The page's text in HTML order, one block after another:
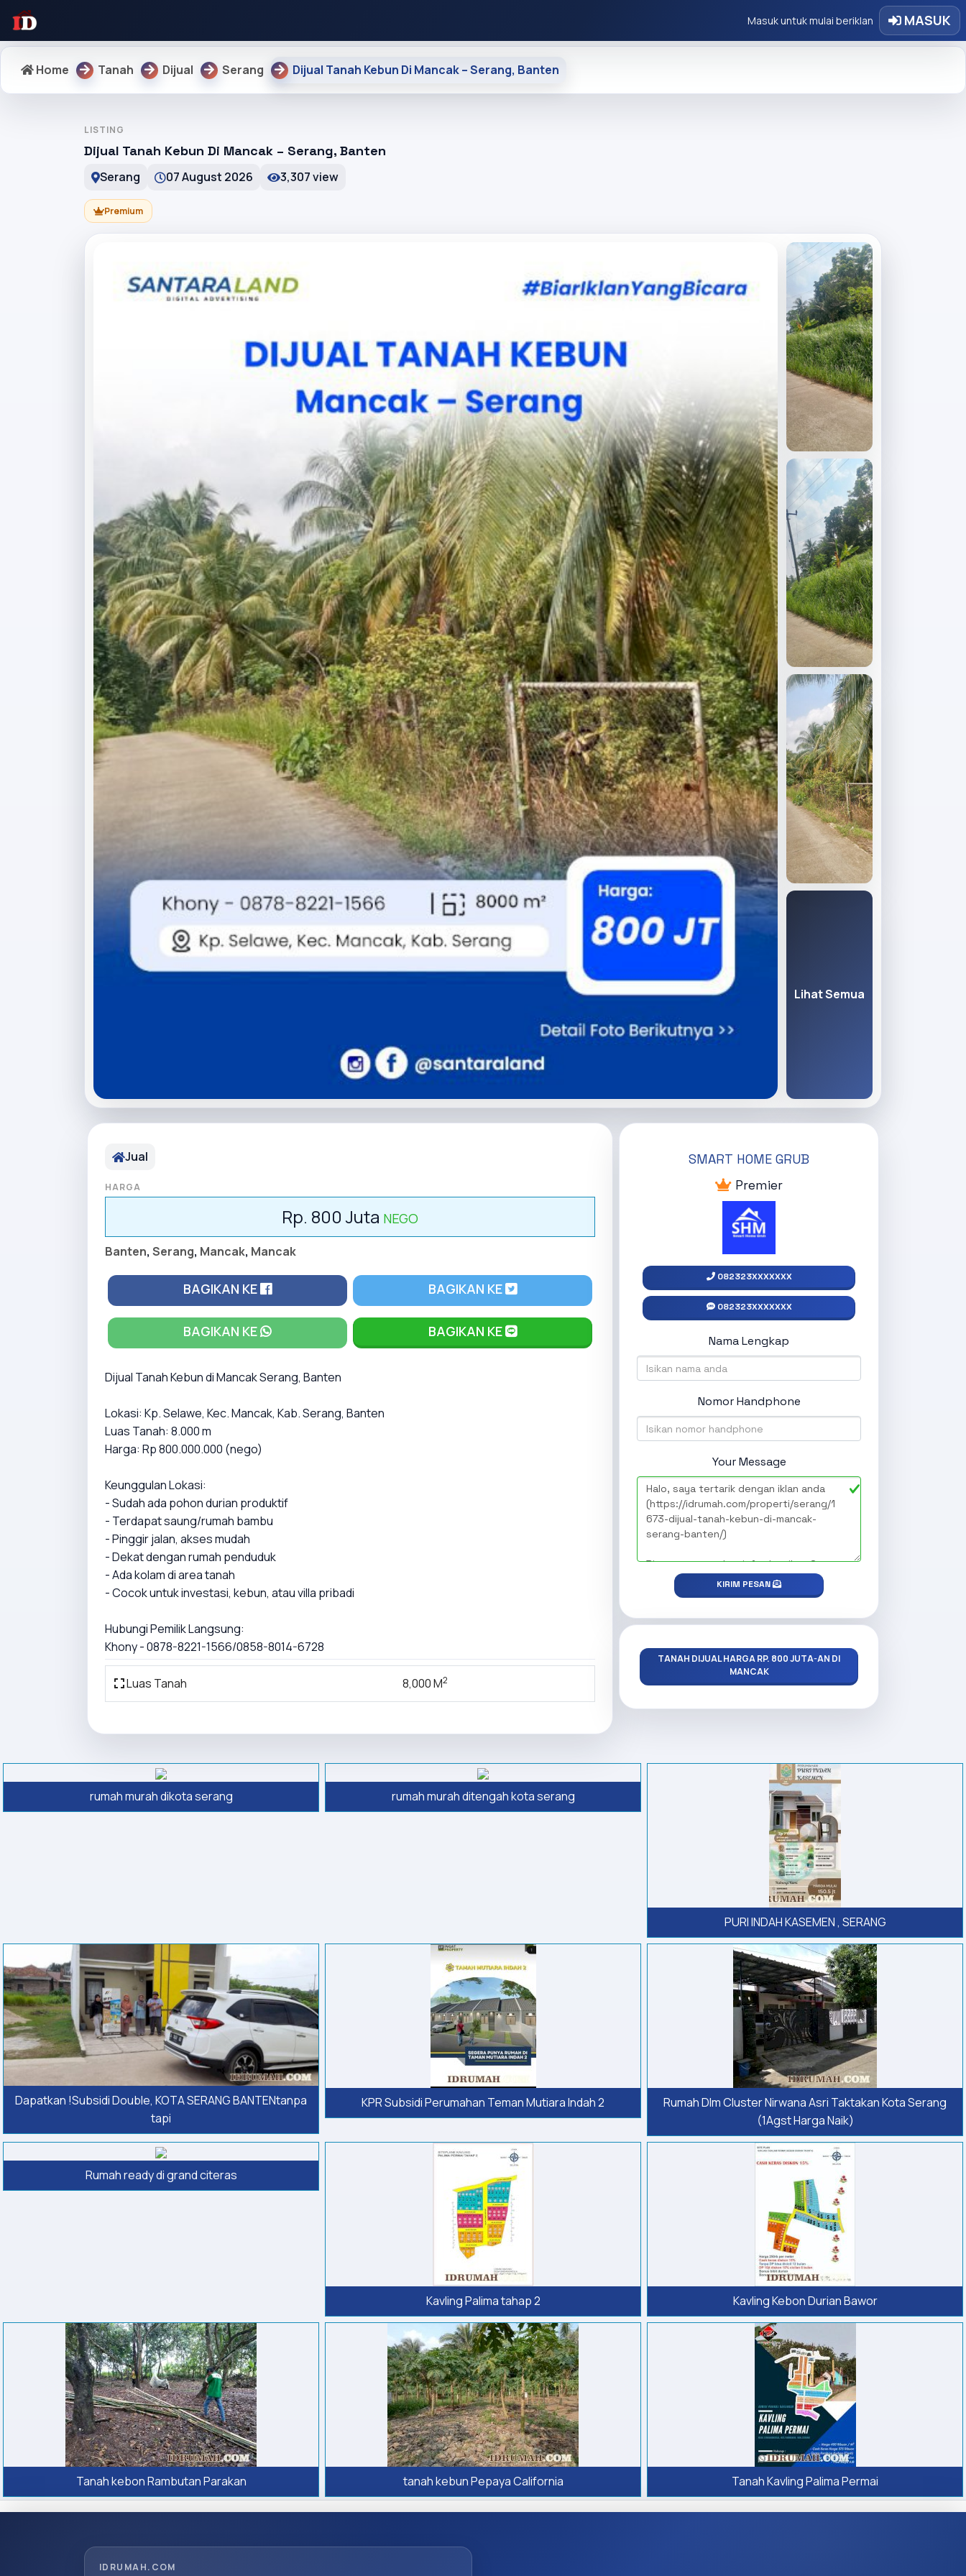
Masuk untuk mulai beriklan MASUK
Home Tanah Dijual Serang Dijual Tanah Kebun Di Mancak – Serang, Banten
LISTING
Dijual Tanah Kebun Di Mancak – Serang, Banten
Serang 07 August 2026 3,307 view
Premium
Lihat Semua
Jual
HARGA
Rp. 800 Juta NEGO
Banten, Serang, Mancak, Mancak
BAGIKAN KE BAGIKAN KE
BAGIKAN KE BAGIKAN KE
Dijual Tanah Kebun di Mancak Serang, Banten
Lokasi: Kp. Selawe, Kec. Mancak, Kab. Serang, Banten
Luas Tanah: 8.000 m
Harga: Rp 800.000.000 (nego)
Keunggulan Lokasi:
- Sudah ada pohon durian produktif
- Terdapat saung/rumah bambu
- Pinggir jalan, akses mudah
- Dekat dengan rumah penduduk
- Ada kolam di area tanah
- Cocok untuk investasi, kebun, atau villa pribadi
Hubungi Pemilik Langsung:
Khony - 0878-8221-1566/0858-8014-6728
Luas Tanah 8,000 M2
SMART HOME GRUB
Premier
082323XXXXXXX
082323XXXXXXX
Nama Lengkap
Nomor Handphone
Your Message
KIRIM PESAN
TANAH DIJUAL HARGA RP. 800 JUTA-AN DI
MANCAK
rumah murah dikota serang rumah murah ditengah kota serang
PURI INDAH KASEMEN , SERANG
Dapatkan !Subsidi Double, KOTA SERANG BANTENtanpa
tapi
KPR Subsidi Perumahan Teman Mutiara Indah 2
Rumah Dlm Cluster Nirwana Asri Taktakan Kota Serang
(1Agst Harga Naik)
Rumah ready di grand citeras
Kavling Palima tahap 2 Kavling Kebon Durian Bawor
Tanah kebon Rambutan Parakan tanah kebun Pepaya California Tanah Kavling Palima Permai
IDRUMAH.COM